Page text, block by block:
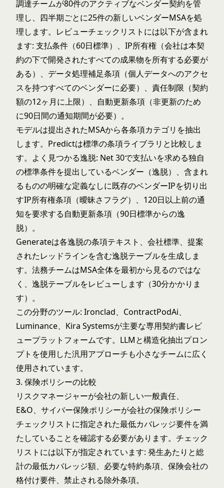
調達チームが80件のアクティブなベンダー契約を管
理し、四半期ごとに25件の新しいベンダーMSAを処
理します。レビューチェックリストには以下が含まれ
ます: 支払条件（60日標準）、IP所有権（会社は本契
約の下で開発されたすべての成果物を所有する必要が
ある）、データ処理補足条項（個人データへのアクセ
スを持つすべてのベンダーに必要）、責任制限（契約
額の12ヶ月に上限）、自動更新条項（非更新のため
に90日間の通知期間が必要）。
モデルは提出されたMSAから各条項カテゴリを抽出
します。Predictは標準の条項ライブラリと比較しま
す。よく見つかる逸脱: Net 30で支払いを求める独自
の標準条件を提出しているベンダー（逸脱）、含まれ
るものの明確な定義なしに既存のベンダーIPを切り出
すIP所有権条項（曖昧さフラグ）、120日以上前の通
知を要求する自動更新条項（90日標準からの逸
脱）。
Generateは各逸脱の条項テキスト、会社標準、提案
されたレッドラインを含む逸脱テーブルを生成しま
す。法務チームはMSA全体を最初から見るのではな
く、逸脱テーブルをレビューします（30分かかりま
す）。
この分野のツール: Ironclad、ContractPodAi、
Luminance、Kira Systemsが主要な専用契約書レビ
ュープラットフォームです。LLMと構造化抽出プロン
プトを使用した汎用アプローチも小さなチームに広く
使用されています。
3. 保険ポリシーの比較
リスクマネージャーが会社の新しい一般責任、
E&O、サイバー保険ポリシーが会社の保険ポリシー
チェックリストに指定された最低カバレッジ要件を満
たしていることを確認する必要があります。チェック
リストには以下が指定されています: 発生あたりと総
計の最低カバレッジ額、必要な特約条項、保険会社の
格付け要件、禁止される除外条項。